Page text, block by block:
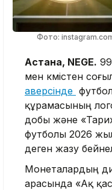
Фото:
Астана, NEGE.
мен күмістен
аверсінде
құрамасының
добы және
футболы 2026
деген жазу
Монеталардың
арасында «Ақ